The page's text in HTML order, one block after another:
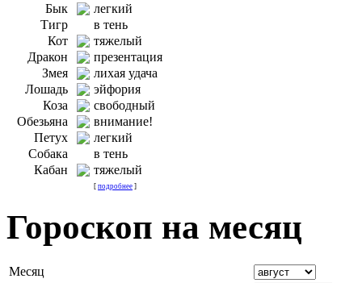
Бык
легкий
Тигр
в тень
Кот
тяжелый
Дракон
презентация
Змея
лихая удача
Лошадь
эйфория
Коза
свободный
Обезьяна
внимание!
Петух
легкий
Собака
в тень
Кабан
тяжелый
[ подробнее ]
Гороскоп на месяц
Месяц